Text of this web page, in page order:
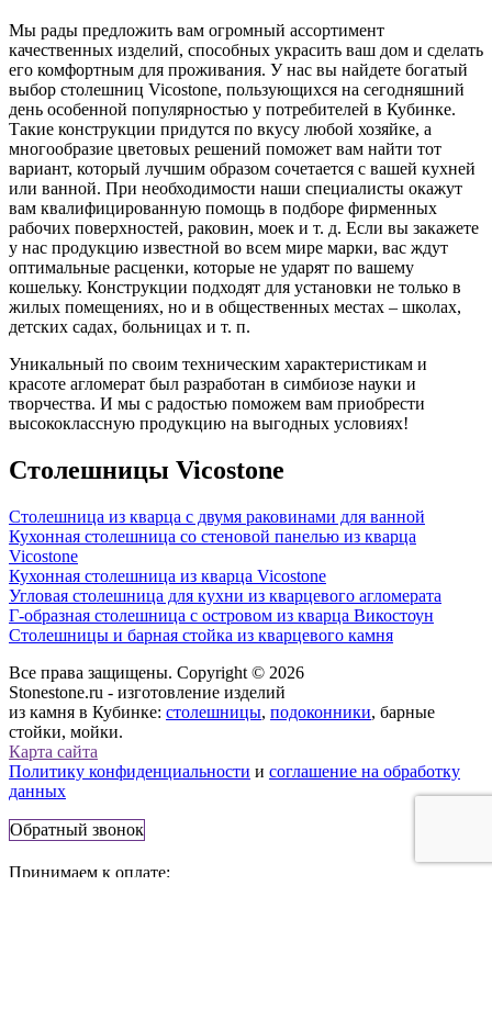
Мы рады предложить вам огромный ассортимент
качественных изделий, способных украсить ваш дом и сделать
его комфортным для проживания. У нас вы найдете богатый
выбор столешниц Vicostone, пользующихся на сегодняшний
день особенной популярностью у потребителей в Кубинке.
Такие конструкции придутся по вкусу любой хозяйке, а
многообразие цветовых решений поможет вам найти тот
вариант, который лучшим образом сочетается с вашей кухней
или ванной. При необходимости наши специалисты окажут
вам квалифицированную помощь в подборе фирменных
рабочих поверхностей, раковин, моек и т. д. Если вы закажете
у нас продукцию известной во всем мире марки, вас ждут
оптимальные расценки, которые не ударят по вашему
кошельку. Конструкции подходят для установки не только в
жилых помещениях, но и в общественных местах – школах,
детских садах, больницах и т. п.
Уникальный по своим техническим характеристикам и
красоте агломерат был разработан в симбиозе науки и
творчества. И мы с радостью поможем вам приобрести
высококлассную продукцию на выгодных условиях!
Столешницы Vicostone
Столешница из кварца с двумя раковинами для ванной
Кухонная столешница со стеновой панелью из кварца
Vicostone
Кухонная столешница из кварца Vicostone
Угловая столешница для кухни из кварцевого агломерата
Г-образная столешница с островом из кварца Викостоун
Столешницы и барная стойка из кварцевого камня
Все права защищены. Copyright © 2026
Stonestone.ru - изготовление изделий
из камня в Кубинке: столешницы, подоконники, барные
стойки, мойки.
Карта сайта
Политику конфиденциальности и соглашение на обработку
данных
Обратный звонок
Принимаем к оплате: